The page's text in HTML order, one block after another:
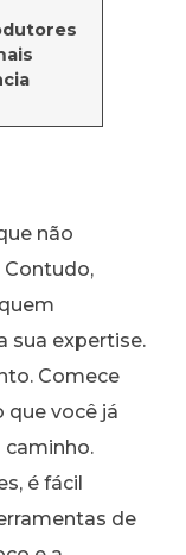
não
Contudo,
sua expertise.
Comece
que você já
é fácil
de